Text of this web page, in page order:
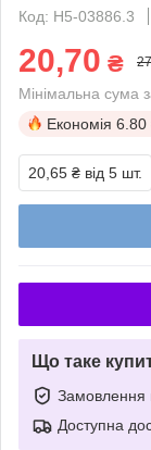
Код: H5-03886.3
20,70 ₴
Мінімальна сума
Економія 6.80
20,65 ₴ від 5 шт.
Що таке
Замовлення
Доступна